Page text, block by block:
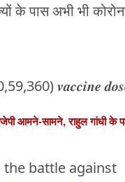
के पास अभी भी
𝒗𝒂𝒄𝒄𝒊𝒏𝒆
आमने-सामने, राहुल गांधी के
battle against